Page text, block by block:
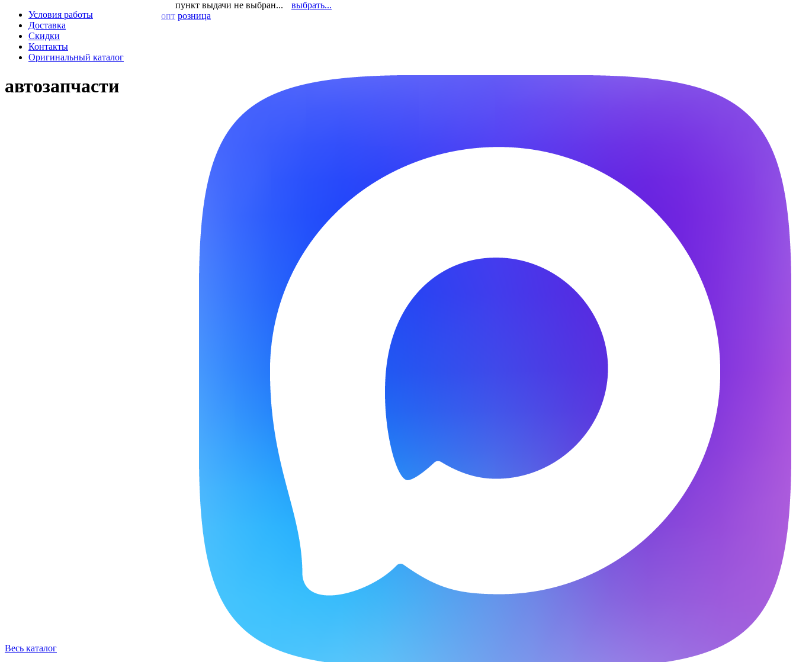
Условия работы
Доставка
Скидки
Контакты
Оригинальный каталог
пункт выдачи не выбран...
выбрать...
опт розница
автозапчасти
Весь каталог